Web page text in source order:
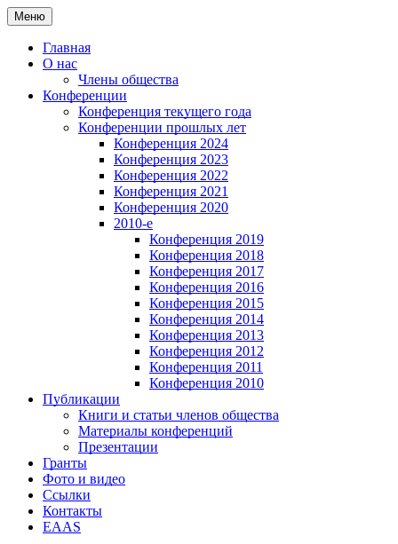
Перейти
к
содержимому
Меню
Главная
О нас
Члены общества
Конференции
Конференция текущего года
Конференции прошлых лет
Конференция 2024
Конференция 2023
Конференция 2022
Конференция 2021
Конференция 2020
2010-e
Конференция 2019
Конференция 2018
Конференция 2017
Конференция 2016
Конференция 2015
Конференция 2014
Конференция 2013
Конференция 2012
Конференция 2011
Конференция 2010
Публикации
Книги и статьи членов общества
Материалы конференций
Презентации
Гранты
Фото и видео
Ссылки
Контакты
EAAS